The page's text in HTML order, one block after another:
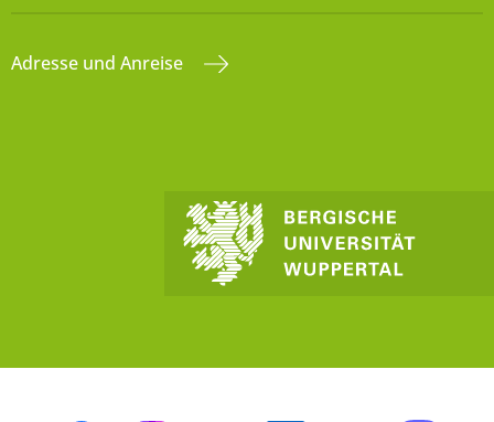
Adresse und Anreise